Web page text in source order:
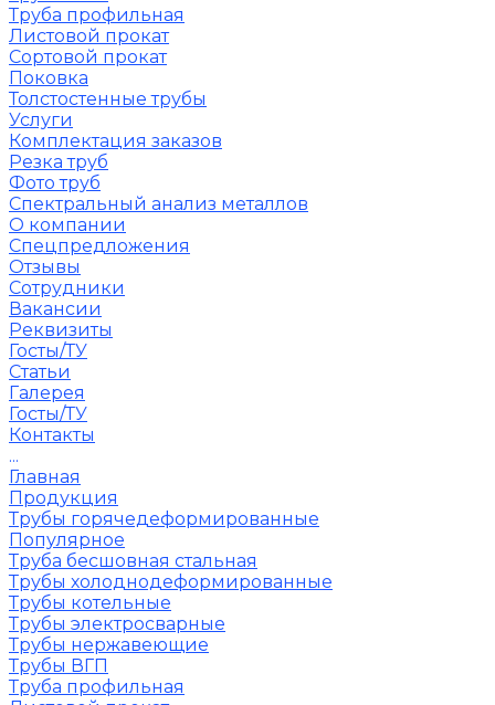
Труба профильная
Листовой прокат
Сортовой прокат
Поковка
Толстостенные трубы
Услуги
Комплектация заказов
Резка труб
Фото труб
Спектральный анализ металлов
О компании
Спецпредложения
Отзывы
Сотрудники
Вакансии
Реквизиты
Госты/ТУ
Статьи
Галерея
Госты/ТУ
Контакты
...
Главная
Продукция
Трубы горячедеформированные
Популярное
Труба бесшовная стальная
Трубы холоднодеформированные
Трубы котельные
Трубы электросварные
Трубы нержавеющие
Трубы ВГП
Труба профильная